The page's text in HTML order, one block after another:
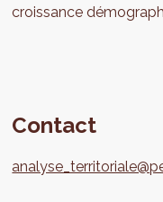
croissance
Contact